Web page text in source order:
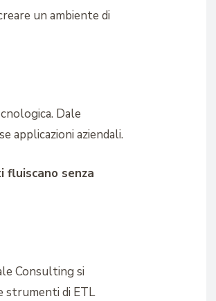
un ambiente di
Dale
applicazioni aziendali.
fluiscano senza
Consulting si
strumenti di ETL